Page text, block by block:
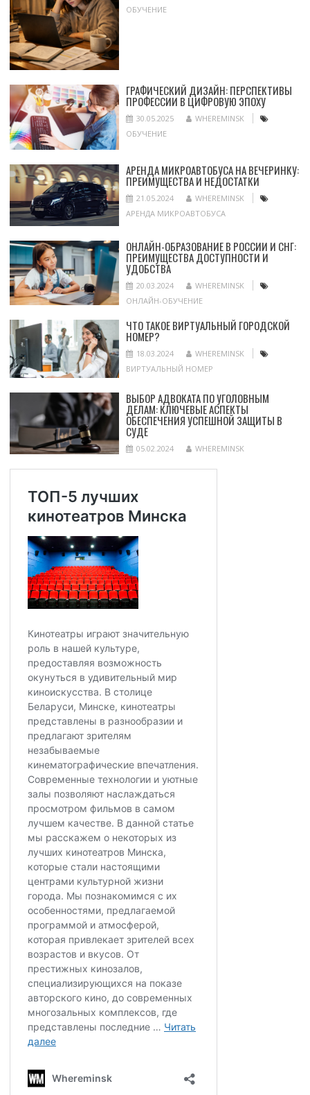
ОБУЧЕНИЕ
ГРАФИЧЕСКИЙ ДИЗАЙН: ПЕРСПЕКТИВЫ
ПРОФЕССИИ В ЦИФРОВУЮ ЭПОХУ
30.05.2025
WHEREMINSK
ОБУЧЕНИЕ
АРЕНДА МИКРОАВТОБУСА НА ВЕЧЕРИНКУ:
ПРЕИМУЩЕСТВА И НЕДОСТАТКИ
21.05.2024
WHEREMINSK
АРЕНДА МИКРОАВТОБУСА
ОНЛАЙН-ОБРАЗОВАНИЕ В РОССИИ И СНГ:
ПРЕИМУЩЕСТВА ДОСТУПНОСТИ И
УДОБСТВА
20.03.2024
WHEREMINSK
ОНЛАЙН-ОБУЧЕНИЕ
ЧТО ТАКОЕ ВИРТУАЛЬНЫЙ ГОРОДСКОЙ
НОМЕР?
18.03.2024
WHEREMINSK
ВИРТУАЛЬНЫЙ НОМЕР
ВЫБОР АДВОКАТА ПО УГОЛОВНЫМ
ДЕЛАМ: КЛЮЧЕВЫЕ АСПЕКТЫ
ОБЕСПЕЧЕНИЯ УСПЕШНОЙ ЗАЩИТЫ В
СУДЕ
05.02.2024 WHEREMINSK